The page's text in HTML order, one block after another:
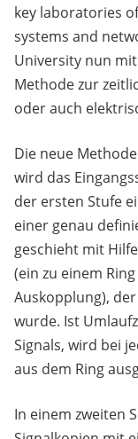
key laboratories
systems and
University nun
Methode zur
oder auch
Die neue
wird das
der ersten Stufe
einer genau
geschieht mit
(ein zu einem
Auskopplung),
wurde. Ist
Signals, wird bei
aus dem Ring
In einem zweiten